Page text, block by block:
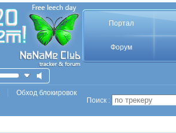
Портал
Форум
Обход блокировок
Поиск :